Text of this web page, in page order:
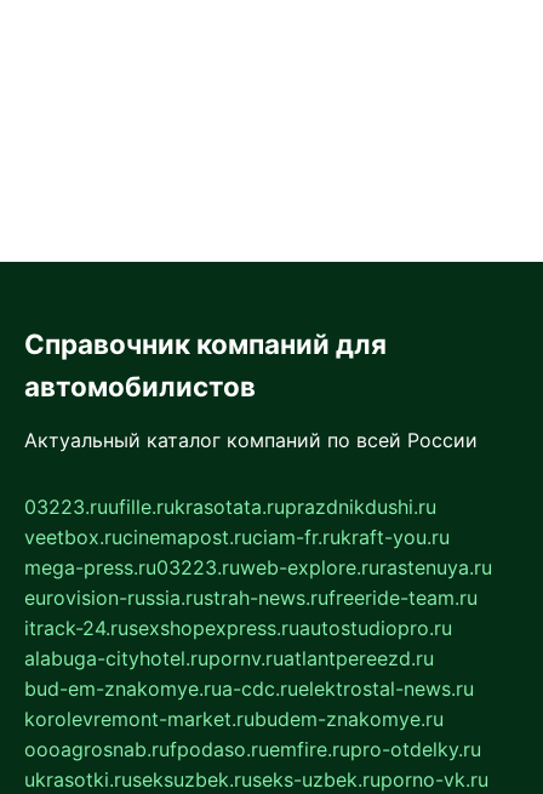
Справочник компаний для
автомобилистов
Актуальный каталог компаний по всей России
03223.ruufille.rukrasotata.ruprazdnikdushi.ru
veetbox.rucinemapost.ruciam-fr.rukraft-you.ru
mega-press.ru03223.ruweb-explore.rurastenuya.ru
eurovision-russia.rustrah-news.rufreeride-team.ru
itrack-24.rusexshopexpress.ruautostudiopro.ru
alabuga-cityhotel.rupornv.ruatlantpereezd.ru
bud-em-znakomye.rua-cdc.ruelektrostal-news.ru
korolevremont-market.rubudem-znakomye.ru
oooagrosnab.rufpodaso.ruemfire.rupro-otdelky.ru
ukrasotki.ruseksuzbek.ruseks-uzbek.ruporno-vk.ru